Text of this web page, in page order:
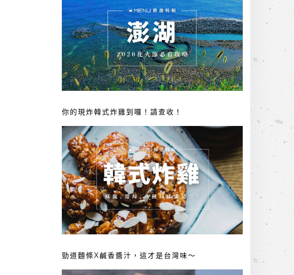
你的現炸韓式炸雞到囉！請查收！
勁道麵條X鹹香醬汁，這才是台灣味～